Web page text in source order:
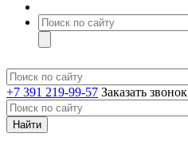
+7 391 219-99-57 Заказать звонок